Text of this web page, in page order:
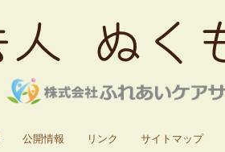
公開情報 リンク サイトマップ